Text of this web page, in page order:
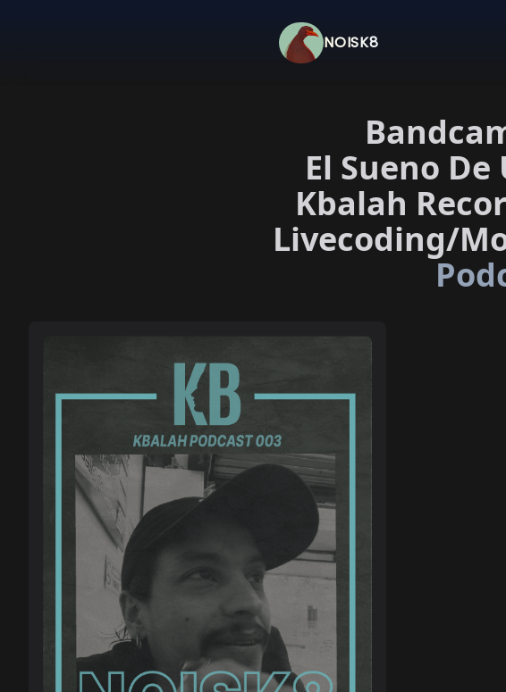
NOISK8
El Sueno
Kbalah
Livecoding/